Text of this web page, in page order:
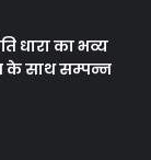
धारा का भव्य
के साथ सम्पन्न